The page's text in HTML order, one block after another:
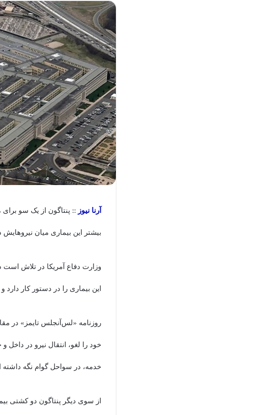
آرنا نیوز :: پنتاگون از یک سو
بیشتر این بیماری میان
وزارت دفاع آمریکا در تلاش است
این بیماری را در دستور کار دارد
روزنامه «لس‌آنجلس تایمز» در
خود را لغو، انتقال نیرو در داخل
خدمه، در سواحل گوام نگه
از سوی دیگر پنتاگون دو کشتی